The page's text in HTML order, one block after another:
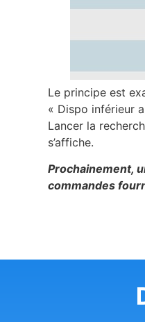
Le principe est
« Dispo inférieur
Lancer la
s’affiche.
Prochainement,
commandes